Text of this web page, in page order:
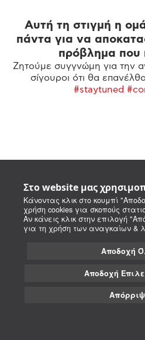
Στο website μας
Κάνοντας κλικ στο κουμπί
χρήση cookies για σκοπούς
Αν κάνεις κλικ στην επιλογή
για τη χρήση των αναγκαίων &
Αποδοχή
Αποδοχή
Αυτή τη στιγμή η
πάντα για να
πρόβλημα που
Ζητούμε συγγνώμη για την
σίγουροι ότι θα
#staytuned